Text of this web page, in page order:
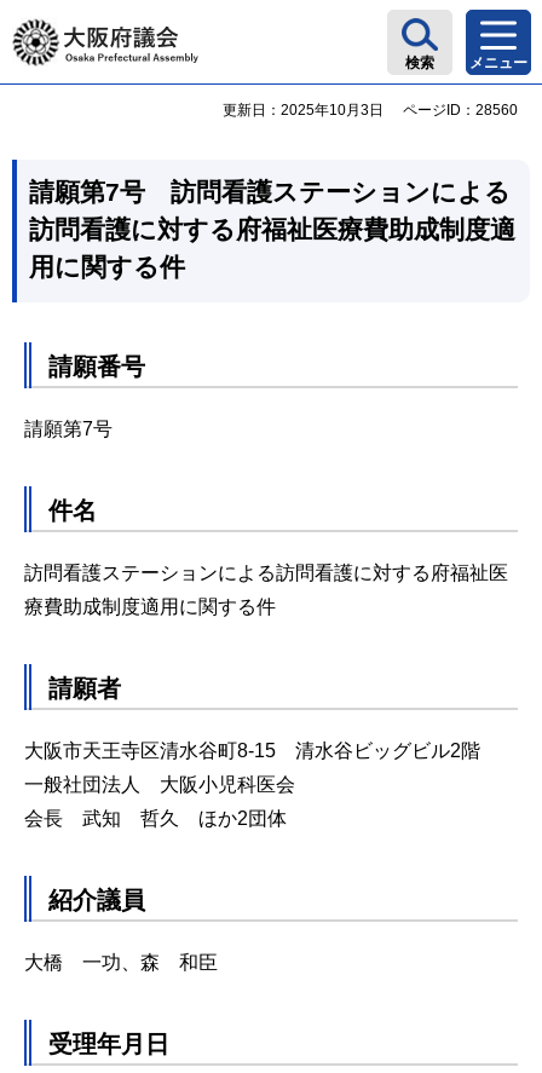
大阪府議会
検索 メニュー
更新日：2025年10月3日 ページID：28560
請願第7号 訪問看護ステーションによる
訪問看護に対する府福祉医療費助成制度適
用に関する件
請願番号
請願第7号
件名
訪問看護ステーションによる訪問看護に対する府福祉医
療費助成制度適用に関する件
請願者
大阪市天王寺区清水谷町8-15 清水谷ビッグビル2階
一般社団法人 大阪小児科医会
会長 武知 哲久 ほか2団体
紹介議員
大橋 一功、森 和臣
受理年月日